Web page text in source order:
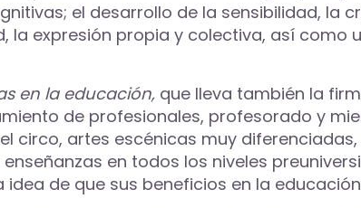
el desarrollo de la sensibilidad, la
la expresión propia y colectiva, así
en la educación, que lleva también la
de profesionales, profesorado y
circo, artes escénicas muy
en todos los niveles
de que sus beneficios en la